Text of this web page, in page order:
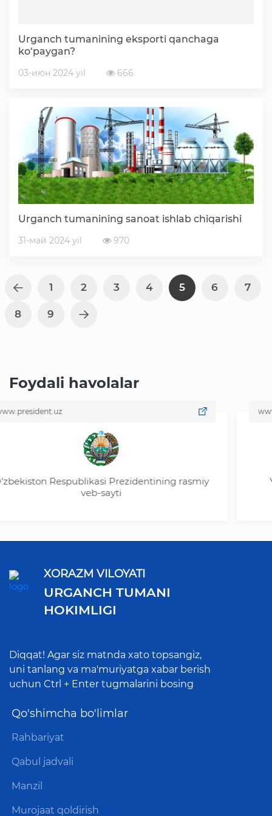
Urganch tumanining eksporti qanchaga
ko‘paygan?
03-июн 2024 yil 666
Urganch tumanining sanoat ishlab chiqarishi
31-май 2024 yil 970
1 2 3 4 5 6 7
8 9
Foydali havolalar
Respublikasi Prezidentining rasmiy
veb-sayti
XORAZM VILOYATI
URGANCH TUMANI
HOKIMLIGI
Diqqat! Agar siz matnda xato topsangiz,
uni tanlang va ma'muriyatga xabar berish
uchun Ctrl + Enter tugmalarini bosing
Qo'shimcha bo'limlar
Rahbariyat
Qabul jadvali
Manzil
Murojaat qoldirish